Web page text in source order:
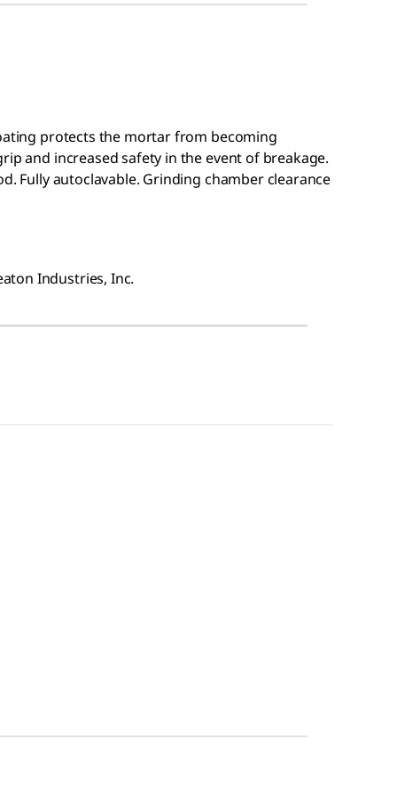
protects the mortar from becoming
and increased safety in the event of breakage.
Fully autoclavable. Grinding chamber clearance
Industries, Inc.